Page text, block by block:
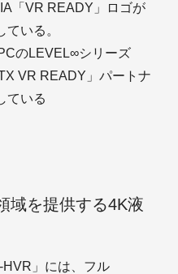
「VR READY」ロゴが
いる。
のLEVEL∞シリーズ
VR READY」パートナ
ている
域を提供する4K液
HVR」には、フル